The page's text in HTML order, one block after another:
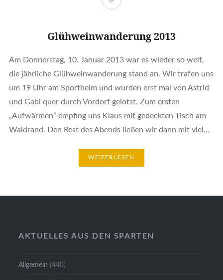
Glühweinwanderung 2013
Am Donnerstag, 10. Januar 2013 war es wieder so weit,
die jährliche Glühweinwanderung stand an. Wir trafen uns
um 19 Uhr am Sportheim und wurden erst mal von Astrid
und Gabi quer durch Vordorf gelotst. Zum ersten
„Aufwärmen“ empfing uns Klaus mit gedeckten Tisch am
Waldrand. Den Rest des Abends ließen wir dann mit viel…
WEITERLESEN
AKTUELLES AUS DEN SPARTEN
Allgemein (440)